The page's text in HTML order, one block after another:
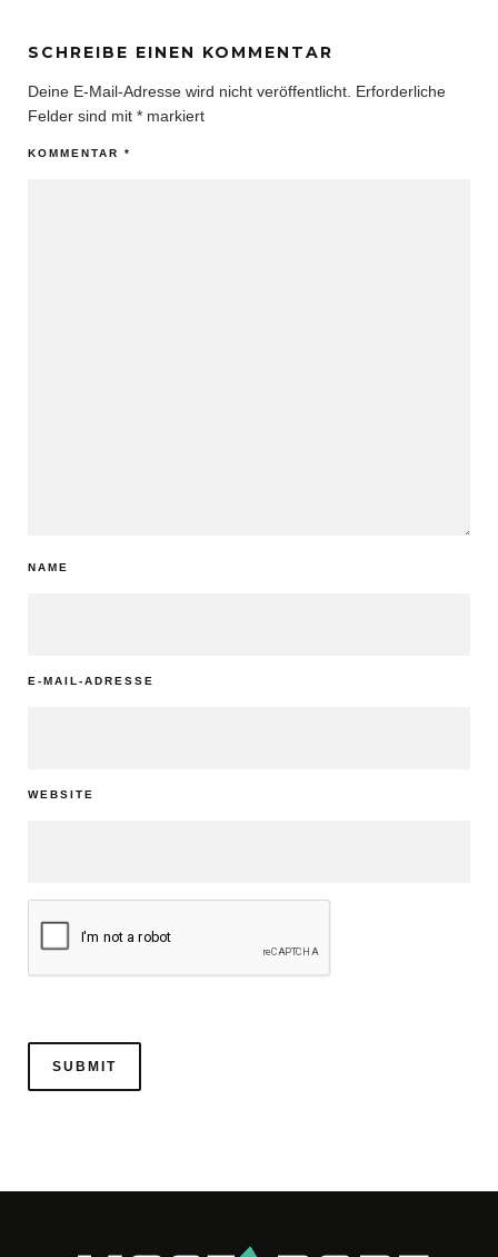
SCHREIBE EINEN KOMMENTAR
Deine E-Mail-Adresse wird nicht veröffentlicht. Erforderliche
Felder sind mit * markiert
KOMMENTAR *
NAME
E-MAIL-ADRESSE
WEBSITE